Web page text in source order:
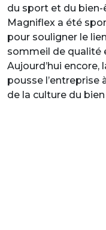
du sport et du bien-
Magniflex a été
pour souligner le
sommeil de qualité
Aujourd’hui
pousse l’entreprise
de la culture du